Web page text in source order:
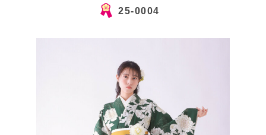
25-0004